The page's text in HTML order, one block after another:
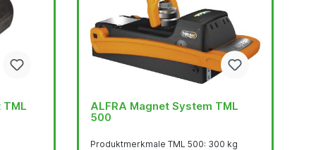
TML
ALFRA Magnet System TML
500
Produktmerkmale TML 500: 300 kg